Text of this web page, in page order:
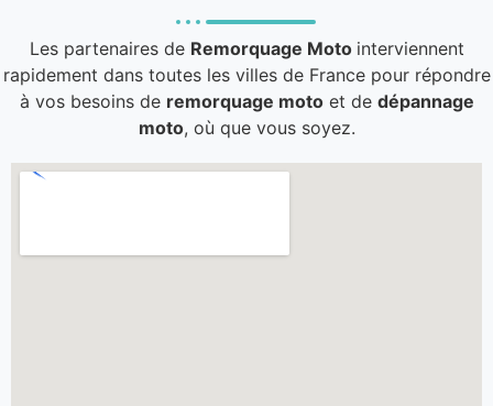
Les partenaires de Remorquage Moto interviennent
rapidement dans toutes les villes de France pour répondre
à vos besoins de remorquage motoet de dépannage
moto, où que vous soyez.